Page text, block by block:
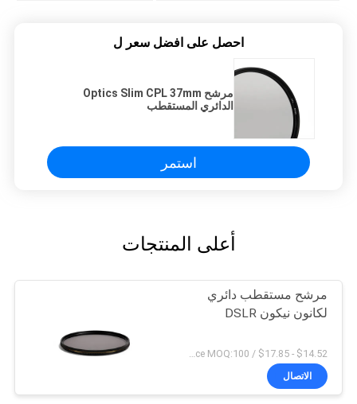
احصل على افضل سعر ل
مرشح Optics Slim CPL 37mm
الدائري المستقطب
استمر
أعلى المنتجات
مرشح مستقطب دائري
لكانون نيكون DSLR
$14.52 - $17.85 / Piece MOQ:100
الاتصال